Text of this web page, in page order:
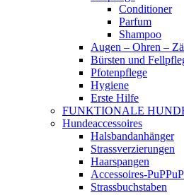
Conditioner
Parfum
Shampoo
Augen – Ohren –
Bürsten und
Pfotenpflege
Hygiene
Erste Hilfe
FUNKTIONALE
Hundeaccessoires
Halsbandanhänger
Strassverzierungen
Haarspangen
Accessoires-PuPPuP
Strassbuchstaben